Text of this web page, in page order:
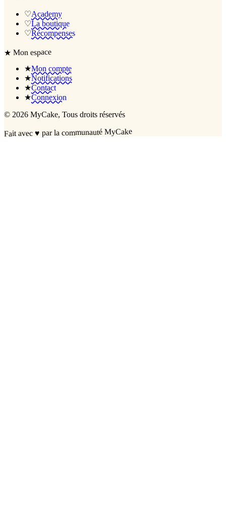
♡Academy
♡La boutique
♡Récompenses
★Mon espace
★Mon compte
★Notifications
★Contact
★Connexion
© 2026 MyCake, Tous droits réservés
Fait avec♥ par la communauté MyCake